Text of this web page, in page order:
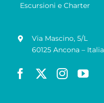
Escursioni e Charter
Via Mascino, 5/L
60125 Ancona – Italia